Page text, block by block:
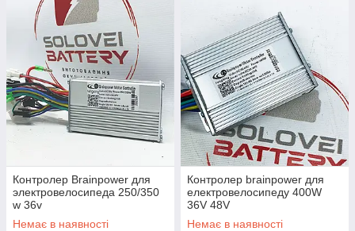
Контролер Brainpower для
электровелосипеда 250/350
w 36v
Немає в наявності
Контролер brainpower для
електровелосипеду 400W
36V 48V
Немає в наявності